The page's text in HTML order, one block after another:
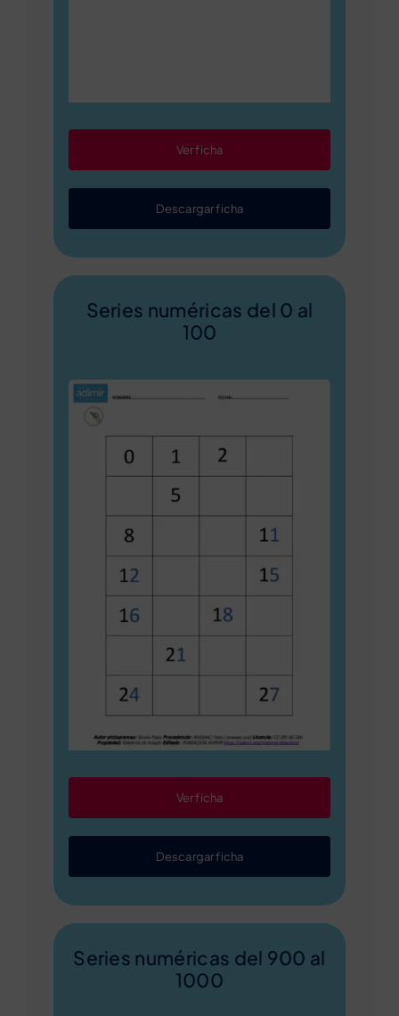
Ver ficha
Descargar ficha
Series numéricas del 0 al
100
Ver ficha
Descargar ficha
Series numéricas del 900 al
1000